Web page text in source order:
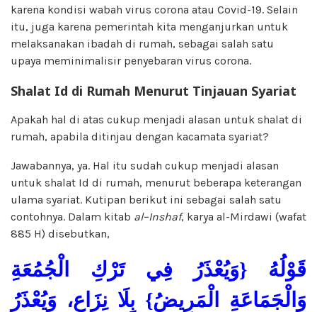
karena kondisi wabah virus corona atau Covid-19. Selain
itu, juga karena pemerintah kita menganjurkan untuk
melaksanakan ibadah di rumah, sebagai salah satu
upaya meminimalisir penyebaran virus corona.
Shalat Id di Rumah Menurut Tinjauan Syariat
Apakah hal di atas cukup menjadi alasan untuk shalat di
rumah, apabila ditinjau dengan kacamata syariat?
Jawabannya, ya. Hal itu sudah cukup menjadi alasan
untuk shalat Id di rumah, menurut beberapa keterangan
ulama syariat. Kutipan berikut ini sebagai salah satu
contohnya. Dalam kitab al–Inshaf, karya al-Mirdawi (wafat
885 H) disebutkan,
قَوْلُهُ {وَيُعْذَرُ فِي تَرْكِ الْجُمُعَةِ
وَالْجَمَاعَةِ الْمَرِيضُ} بِلَا نِزَاعٍ، وَيُعْذَرُ